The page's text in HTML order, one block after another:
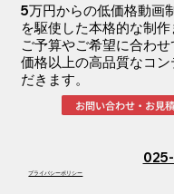
​プライバシーポリシー
5万円からの低価格動画
を駆使した本格的な制作
ご予算やご希望に合わせ
価格以上の高品質なコ
だきます。
お問い合わせ・お見